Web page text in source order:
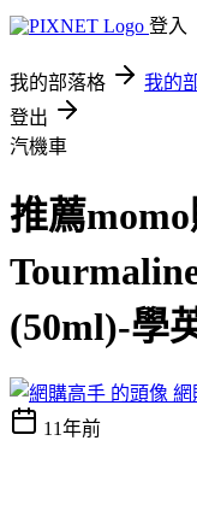
登入
我的部落格 我的
登出
汽機車
推薦
(50ml)-學
網
11年前